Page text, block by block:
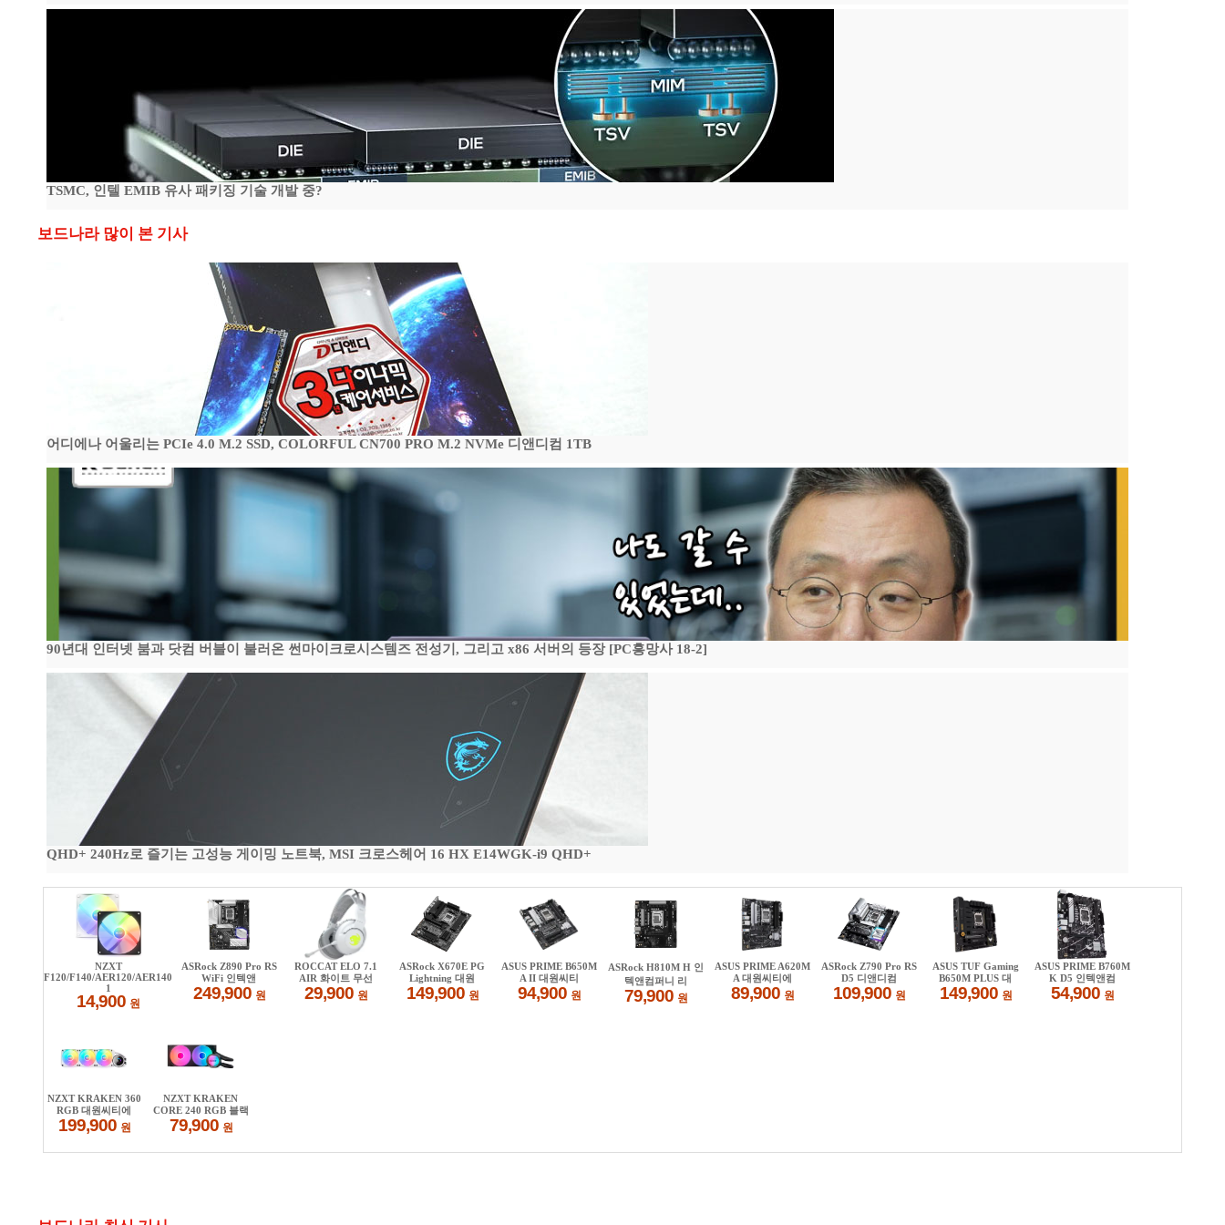
TSMC, 인텔 EMIB 유사 패키징 기술 개발 중?
보드나라 많이 본 기사
어디에나 어울리는 PCIe 4.0 M.2 SSD, COLORFUL CN700 PRO M.2 NVMe 디앤디컴 1TB
90년대 인터넷 붐과 닷컴 버블이 불러온 썬마이크로시스템즈 전성기, 그리고 x86 서버의 등장 [PC흥망사 18-2]
QHD+ 240Hz로 즐기는 고성능 게이밍 노트북, MSI 크로스헤어 16 HX E14WGK-i9 QHD+